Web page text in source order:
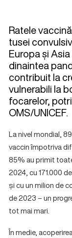
Ratele
tusei
Europa și
dinaintea
contribuit la
vulnerabili la
focarelor,
OMS/UNICEF.
La nivel mondial,
vaccin împotriva
85% au primit
2024, cu 171.000
și cu un milion de
de 2023 – un
tot mai mari.
În medie,